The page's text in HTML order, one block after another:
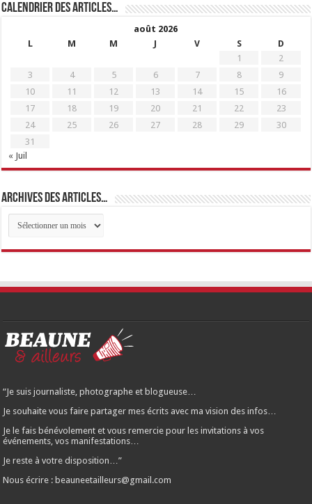
Calendrier des articles…
août 2026
L
M M J V S
D
1
2
3
4 5 6 7 8
9
10
11 12 13 14 15
16
17
18 19 20 21 22
23
24
25 26 27 28 29
30
31
« Juil
Archives des articles…
Archives
des
articles…
“Je suis journaliste, photographe et blogueuse…
Je souhaite vous faire partager mes écrits avec ma vision des infos…
Je le fais bénévolement et vous remercie pour les invitations à vos
événements, vos manifestations…
Je reste à votre disposition…”
Nous écrire : beauneetailleurs@gmail.com